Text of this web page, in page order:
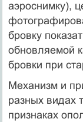
аэроснимку),
бровку
обновляемой
бровки при
Механизм и
разных видах
признаках